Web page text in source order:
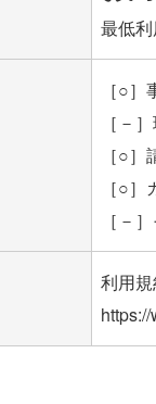
最低
［○
［－
［○
［○
［－
利用